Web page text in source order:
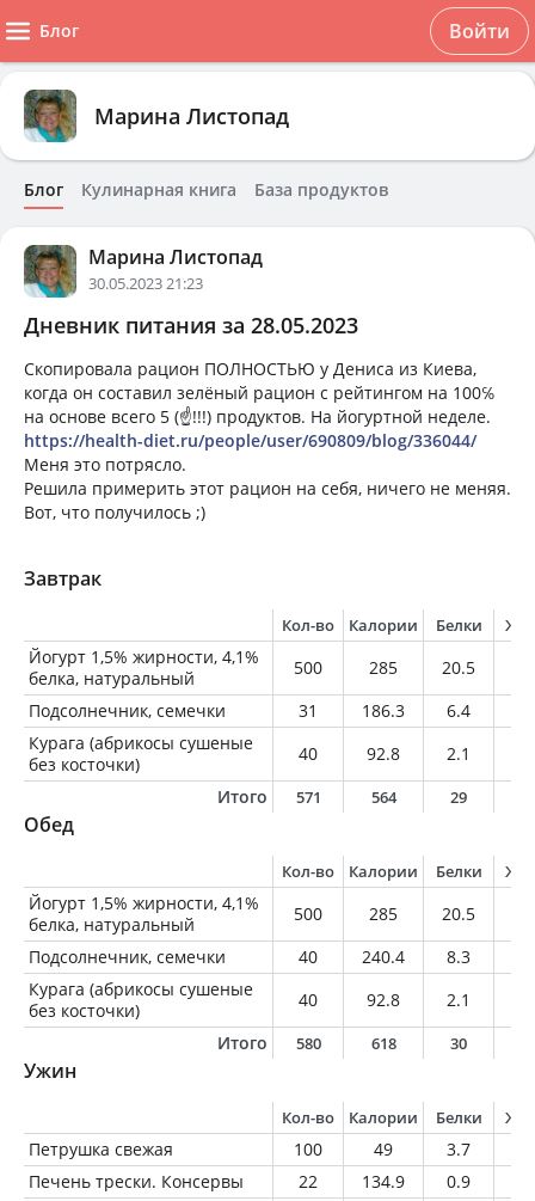
Блог Войти
Марина Листопад
Блог Кулинарная книга База продуктов
Марина Листопад
30.05.2023 21:23
Дневник питания за 28.05.2023
Скопировала рацион ПОЛНОСТЬЮ у Дениса из Киева,
когда он составил зелёный рацион с рейтингом на 100℅
на основе всего 5 (☝!!!) продуктов. На йогуртной неделе.
https://health-diet.ru/people/user/690809/blog/336044/
Меня это потрясло.
Решила примерить этот рацион на себя, ничего не меняя.
Вот, что получилось ;)
Завтрак
Кол-во Калории Белки
Йогурт 1,5% жирности, 4,1%
белка, натуральный
500 285 20.5
Подсолнечник, семечки
31 186.3 6.4
Курага (абрикосы сушеные
без косточки)
40 92.8 2.1
Итого
571 564 29
Обед
Кол-во Калории Белки
Йогурт 1,5% жирности, 4,1%
белка, натуральный
500 285 20.5
Подсолнечник, семечки
40 240.4 8.3
Курага (абрикосы сушеные
без косточки)
40 92.8 2.1
Итого
580 618 30
Ужин
Кол-во Калории Белки
Петрушка свежая 100 49 3.7
Печень трески. Консервы
22 134.9 0.9